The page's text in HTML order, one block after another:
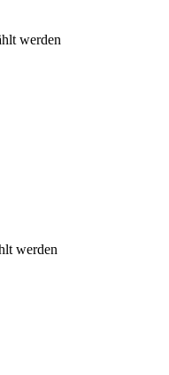
werden
werden